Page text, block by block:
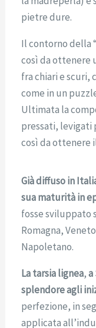
pietre dure.
Il contorno della
così da ottenere
fra chiari e scuri,
come in un
Ultimata la
pressati, levigati
così da ottenere
Già diffuso in
sua maturità in
fosse sviluppato
Romagna,
Napoletano.
La tarsia lignea,a
splendore agli
perfezione, in
applicata